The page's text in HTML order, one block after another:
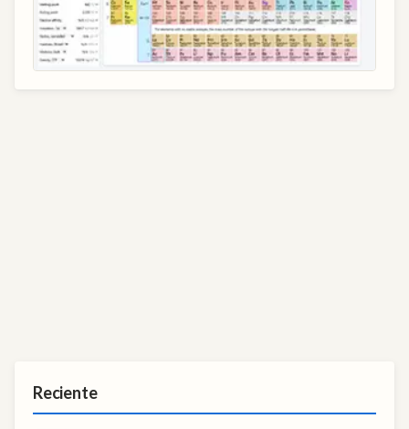
Reciente